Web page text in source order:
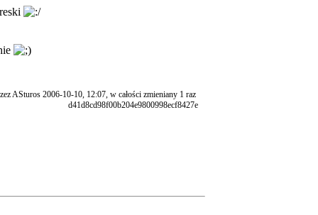
ASturos 2006-10-10, 12:07, w całości zmieniany 1 raz
d41d8cd98f00b204e9800998ecf8427e